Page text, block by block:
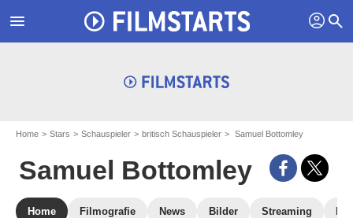
menu profil search
Home Stars Schauspieler britisch Schauspieler Samuel Bottomley
Samuel Bottomley
Home Filmografie News Bilder Streaming